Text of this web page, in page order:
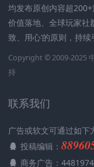
均发布原创内容超
价值落地、全球玩家社
致、用心‘的原则，持
Copyright © 2009-2025
持
联系我们
广告或软文可通过如下
投稿编辑：
商务广告：4481974